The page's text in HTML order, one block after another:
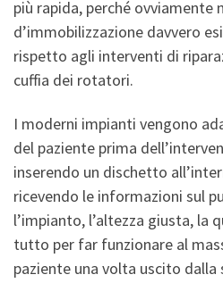
più rapida, perché ovviamente
d’immobilizzazione davvero
rispetto agli interventi di
cuffia dei rotatori.
I moderni impianti vengono
del paziente prima
inserendo un dischetto
ricevendo le informazioni sul
l’impianto, l’altezza giusta, la
tutto per far funzionare al
paziente una volta uscito dalla